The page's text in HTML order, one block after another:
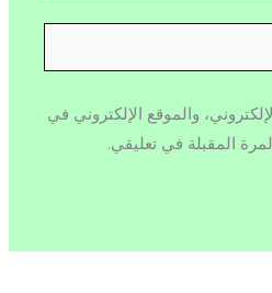
والموقع الإلكتروني في
المقبلة في تعليقي.